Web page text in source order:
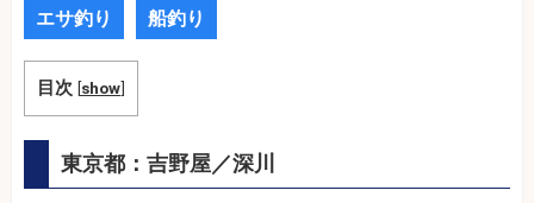
エサ釣り 船釣り
目次 [show]
東京都：吉野屋／深川